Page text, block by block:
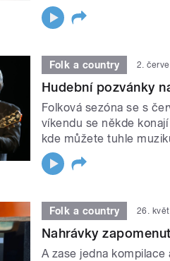
Folk a country 2.
Hudební pozvánky
Folková sezóna se s
víkendu se někde
kde můžete tuhle
Folk a country 26.
Nahrávky
A zase jedna